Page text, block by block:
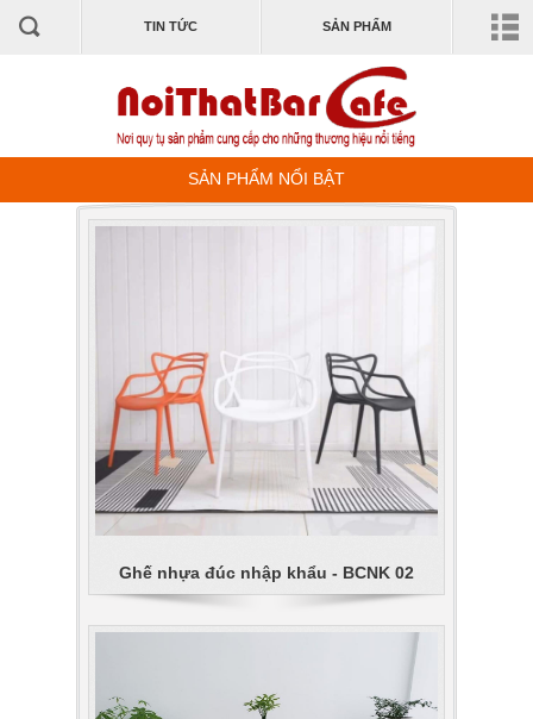
TIN TỨC SẢN PHẨM
SẢN PHẨM NỔI BẬT
Ghế nhựa đúc nhập khẩu - BCNK 02